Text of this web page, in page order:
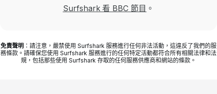
Surfshark 看 BBC 節目 。
免責聲明 ：請注意，嚴禁使用 Surfshark 服務進行任何非法活動，這違反了我們的服
務條款。請確保您使用 Surfshark 服務進行的任何特定活動都符合所有相關法律和法
規，包括那些使用 Surfshark 存取的任何服務供應商和網站的條款。